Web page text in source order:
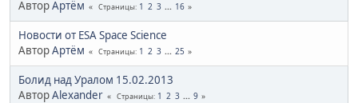
АвторАртём Страницы 1 2 3 ... 16
Новости от ESA Space Science
АвторАртём Страницы 1 2 3 ... 25
Болид над Уралом 15.02.2013
АвторAlexander Страницы 1 2 3 ... 9